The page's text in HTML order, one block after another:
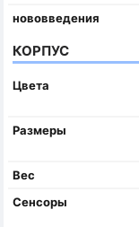
нововведения
КОРПУС
Цвета
Размеры
Вес
Сенсоры